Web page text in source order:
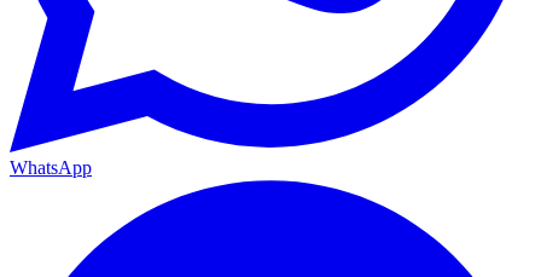
WhatsApp